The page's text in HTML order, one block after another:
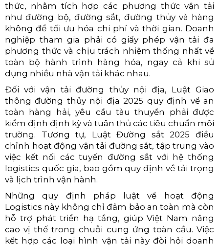
thức, nhằm tích hợp các phương thức vận tải
như đường bộ, đường sắt, đường thủy và hàng
không để tối ưu hóa chi phí và thời gian. Doanh
nghiệp tham gia phải có giấy phép vận tải đa
phương thức và chịu trách nhiệm thống nhất về
toàn bộ hành trình hàng hóa, ngay cả khi sử
dụng nhiều nhà vận tải khác nhau.
Đối với vận tải đường thủy nội địa, Luật Giao
thông đường thủy nội địa 2025 quy định về an
toàn hàng hải, yêu cầu tàu thuyền phải được
kiểm định định kỳ và tuân thủ các tiêu chuẩn môi
trường. Tương tự, Luật Đường sắt 2025 điều
chỉnh hoạt động vận tải đường sắt, tập trung vào
việc kết nối các tuyến đường sắt với hệ thống
logistics quốc gia, bao gồm quy định về tải trọng
và lịch trình vận hành.
Những quy định pháp luật về hoạt động
Logistics này không chỉ đảm bảo an toàn mà còn
hỗ trợ phát triển hạ tầng, giúp Việt Nam nâng
cao vị thế trong chuỗi cung ứng toàn cầu. Việc
kết hợp các loại hình vận tải này đòi hỏi doanh